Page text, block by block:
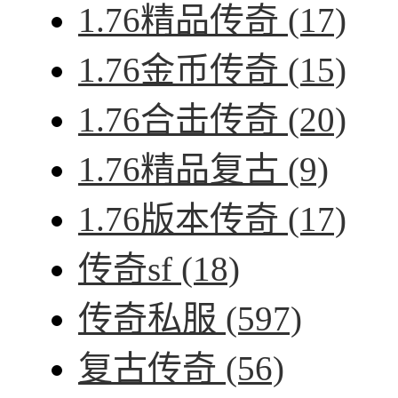
1.76精品传奇 (17)
1.76金币传奇 (15)
1.76合击传奇 (20)
1.76精品复古 (9)
1.76版本传奇 (17)
传奇sf (18)
传奇私服 (597)
复古传奇 (56)